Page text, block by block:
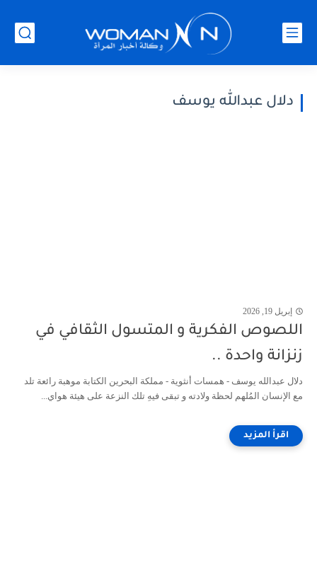
دلال عبدالله يوسف
إبريل 19, 2026
اللصوص الفكرية و المتسول الثقافي في
زنزانة واحدة ..
دلال عبدالله يوسف - همسات أنثوية - مملكة البحرين الكتابة موهبة رائعة تلد
مع الإنسان المُلهم لحظة ولادته و تبقى فيهِ تلك النزعة على هيئة هواي...